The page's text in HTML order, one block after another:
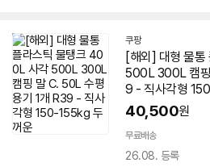
쿠팡
[해외] 대형 물통
500L 300L 캠핑
9 - 직사각형
40,500원
무료배송
26.08. 등록